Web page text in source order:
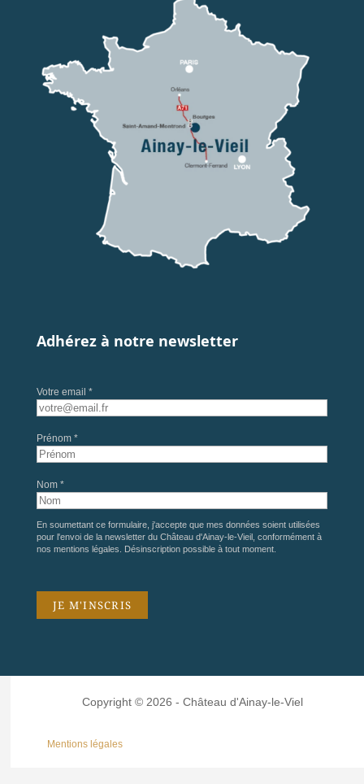
Adhérez à notre newsletter
Votre email *
Prénom *
Nom *
En soumettant ce formulaire, j'accepte que mes données soient utilisées
pour l'envoi de la newsletter du Château d'Ainay-le-Vieil, conformément à
nos mentions légales . Désinscription possible à tout moment.
Copyright © 2026 - Château d'Ainay-le-Viel
Mentions légales